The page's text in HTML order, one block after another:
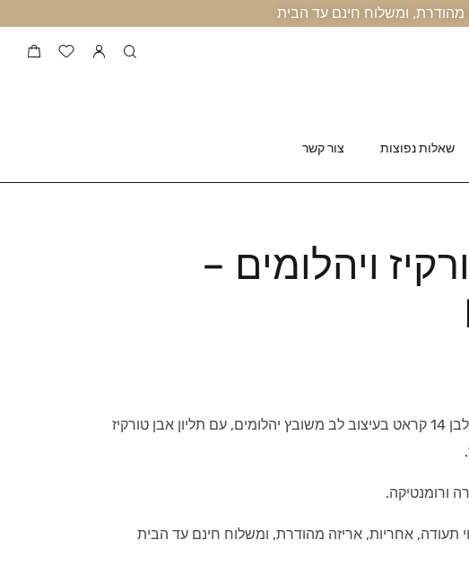
שאלות נפוצות צור קשר
ויהלומים –
עגילים עדינים מזהב לבן 14 קראט בעיצוב לב משובץ יהלומים, עם תליון אבן טורקיז
ורומנטיקה.
תעודה, אחריות, אריזה מהודרת, ומשלוח חינם עד הבית